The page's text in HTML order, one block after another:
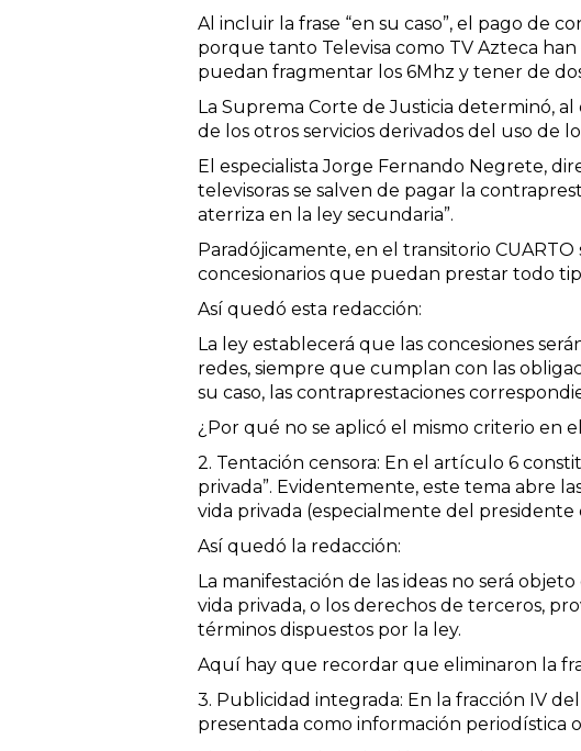
Al incluir la frase “en su caso”, el pago de
porque tanto Televisa como TV Azteca han
puedan fragmentar los 6Mhz y tener de
La Suprema Corte de Justicia determinó,
de los otros servicios derivados del uso de
El especialista Jorge Fernando Negrete,
televisoras se salven de pagar la
aterriza en la ley secundaria”.
Paradójicamente, en el transitorio
concesionarios que puedan prestar todo
Así quedó esta redacción:
La ley establecerá que las concesiones
redes, siempre que cumplan con las
su caso, las contraprestaciones
¿Por qué no se aplicó el mismo criterio en
2. Tentación censora: En el artículo 6
privada”. Evidentemente, este tema abre
vida privada (especialmente del presidente
Así quedó la redacción:
La manifestación de las ideas no será
vida privada, o los derechos de terceros,
términos dispuestos por la ley.
Aquí hay que recordar que eliminaron la
3. Publicidad integrada: En la fracción IV
presentada como información periodística o